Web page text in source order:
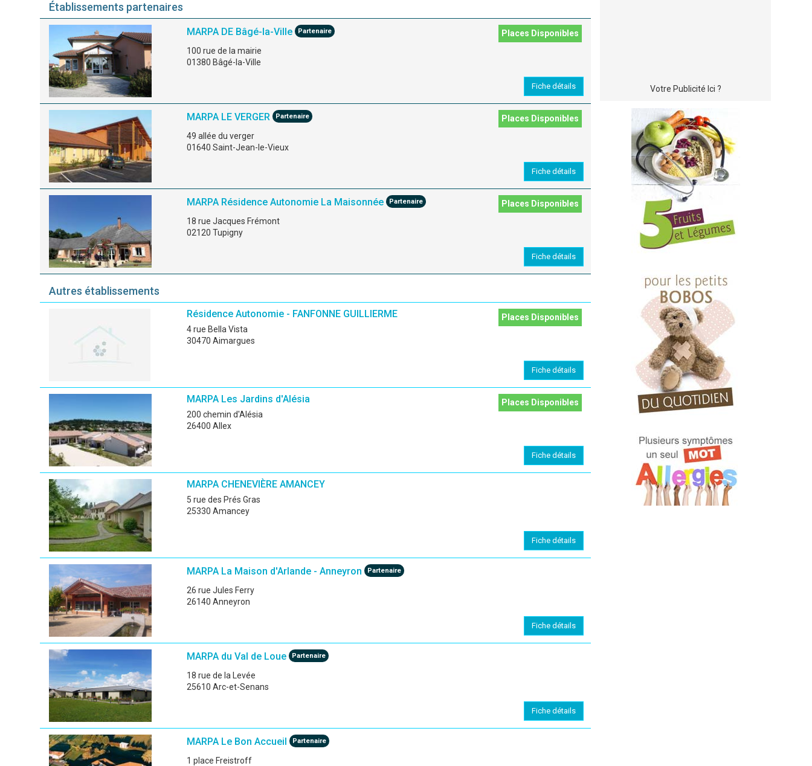
Établissements partenaires
MARPA DE Bâgé-la-Ville Partenaire
100 rue de la mairie
01380 Bâgé-la-Ville
Places Disponibles
Fiche détails
MARPA LE VERGER Partenaire
49 allée du verger
01640 Saint-Jean-le-Vieux
Places Disponibles
Fiche détails
MARPA Résidence Autonomie La Maisonnée Partenaire
18 rue Jacques Frémont
02120 Tupigny
Places Disponibles
Fiche détails
Autres établissements
Résidence Autonomie - FANFONNE GUILLIERME
4 rue Bella Vista
30470 Aimargues
Places Disponibles
Fiche détails
MARPA Les Jardins d'Alésia
200 chemin d'Alésia
26400 Allex
Places Disponibles
Fiche détails
MARPA CHENEVIÈRE AMANCEY
5 rue des Prés Gras
25330 Amancey
Fiche détails
MARPA La Maison d'Arlande - Anneyron Partenaire
26 rue Jules Ferry
26140 Anneyron
Fiche détails
MARPA du Val de Loue Partenaire
18 rue de la Levée
25610 Arc-et-Senans
Fiche détails
MARPA Le Bon Accueil Partenaire
1 place Freistroff
Votre Publicité Ici ?